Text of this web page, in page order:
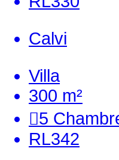
Calvi
Villa
300 m²
5
RL342